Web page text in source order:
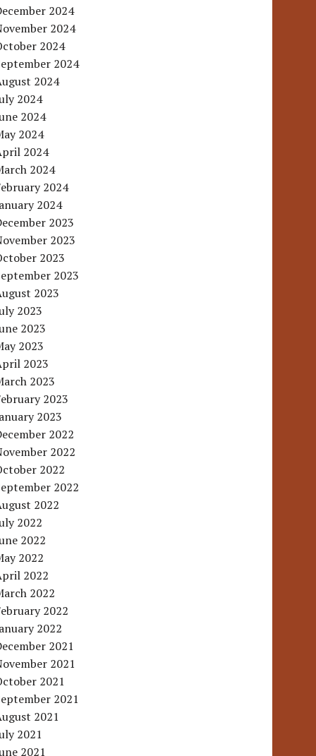
2024
2024
2024
2024
2024
2024
2024
2024
2024
2024
2024
2024
2023
2023
2023
2023
2023
2023
2023
2023
2023
2023
2023
2023
2022
2022
2022
2022
2022
2022
2022
2022
2022
2022
2022
2022
2021
2021
2021
2021
2021
2021
2021